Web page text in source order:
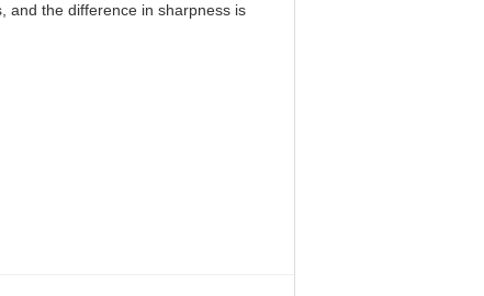
and the difference in sharpness is